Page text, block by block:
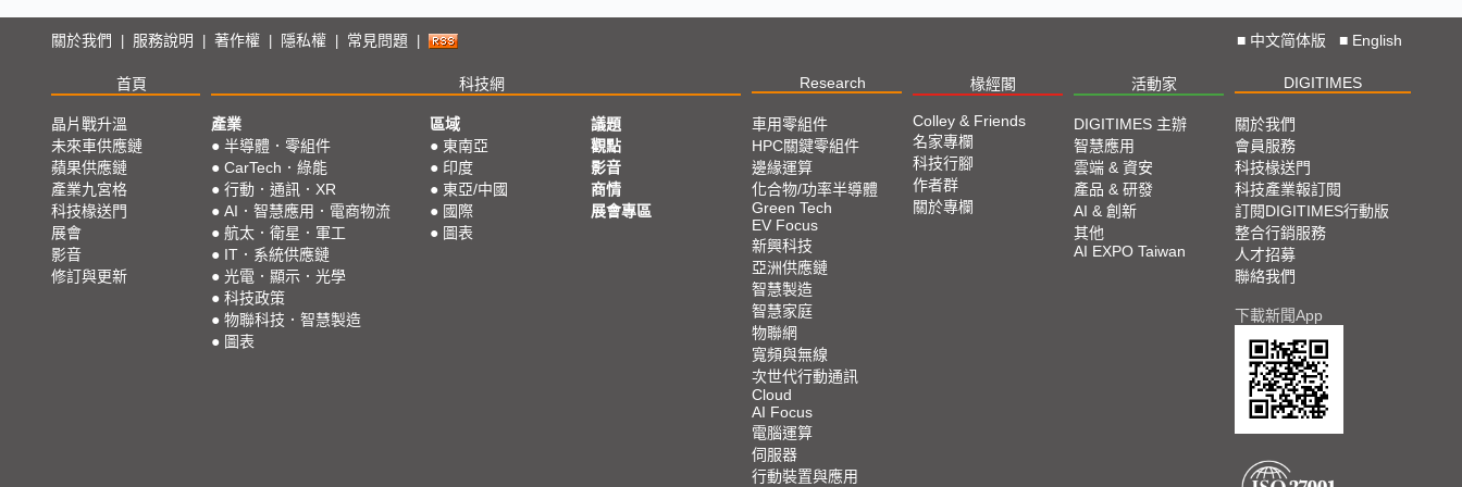
關於我們 服務說明 著作權 隱私權 常見問題 ■ 中文简体版 ■ English
首頁 科技網 Research 椽經閣 活動家 DIGITIMES
晶片戰升溫
未來車供應鏈
蘋果供應鏈
產業九宮格
科技椽送門
展會
影音
修訂與更新
產業
● 半導體．零組件
● CarTech．綠能
● 行動．通訊．XR
● AI．智慧應用．電商物流
● 航太．衛星．軍工
● IT．系統供應鏈
● 光電．顯示．光學
● 科技政策
● 物聯科技．智慧製造
● 圖表
區域
● 東南亞
● 印度
● 東亞/中國
● 國際
● 圖表
議題
觀點
影音
商情
展會專區
車用零組件
HPC關鍵零組件
邊緣運算
化合物/功率半導體
Green Tech
EV Focus
新興科技
亞洲供應鏈
智慧製造
智慧家庭
物聯網
寬頻與無線
次世代行動通訊
Cloud
AI Focus
電腦運算
伺服器
行動裝置與應用
Colley & Friends
名家專欄
科技行腳
作者群
關於專欄
DIGITIMES 主辦
智慧應用
雲端 & 資安
產品 & 研發
AI & 創新
其他
AI EXPO Taiwan
關於我們
會員服務
科技椽送門
科技產業報訂閱
訂閱DIGITIMES行動版
整合行銷服務
人才招募
聯絡我們
下載新聞App